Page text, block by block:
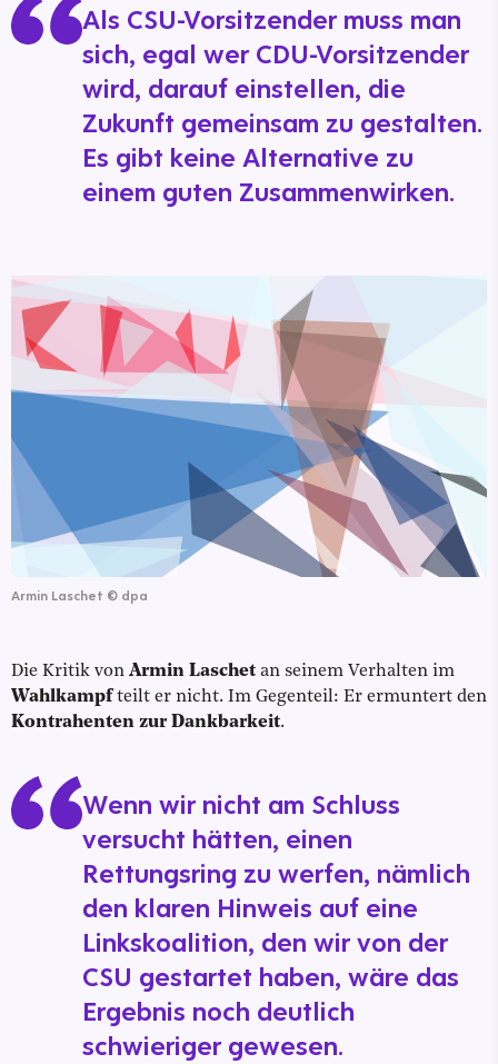
Als CSU-Vorsitzender muss man
sich, egal wer CDU-Vorsitzender
wird, darauf einstellen, die
Zukunft gemeinsam zu gestalten.
Es gibt keine Alternative zu
einem guten Zusammenwirken.
Armin Laschet © dpa
Die Kritik von Armin Laschet an seinem Verhalten im
Wahlkampfteilt er nicht. Im Gegenteil: Er ermuntert den
Kontrahenten zur Dankbarkeit.
Wenn wir nicht am Schluss
versucht hätten, einen
Rettungsring zu werfen, nämlich
den klaren Hinweis auf eine
Linkskoalition, den wir von der
CSU gestartet haben, wäre das
Ergebnis noch deutlich
schwieriger gewesen.